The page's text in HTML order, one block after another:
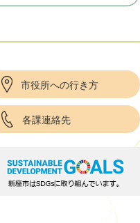
市役所への行き方
各課連絡先